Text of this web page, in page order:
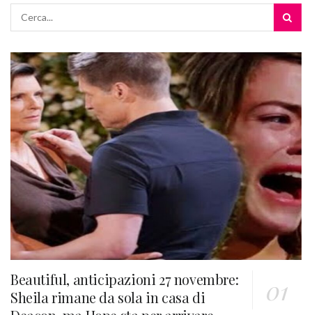
Beautiful, anticipazioni 27 novembre:
Sheila rimane da sola in casa di